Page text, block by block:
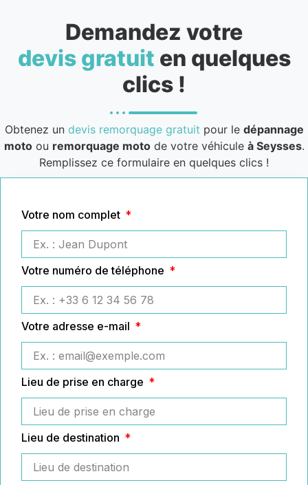
Demandez votre
devis gratuit en quelques
clics !
Obtenez un devis remorquage gratuit pour le dépannage
motoou remorquage motode votre véhicule à Seysses.
Remplissez ce formulaire en quelques clics !
Votre nom complet
Votre numéro de téléphone
Votre adresse e-mail
Lieu de prise en charge
Lieu de destination